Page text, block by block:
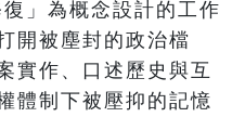
」為概念設計的工作
開被塵封的政治檔
實作、口述歷史與互
體制下被壓抑的記憶